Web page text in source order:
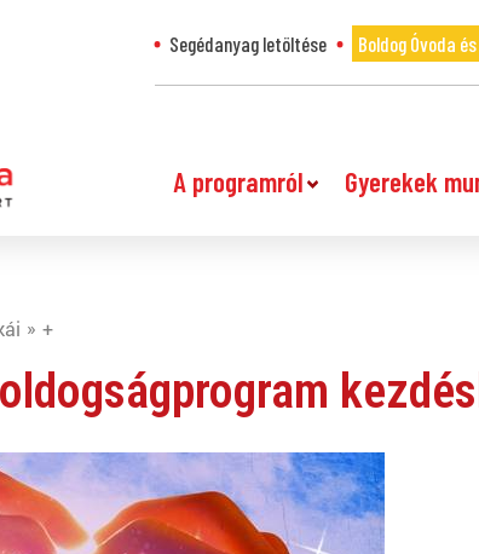
Segédanyag letöltése Boldog Óvoda
A programról Gyerekek
+